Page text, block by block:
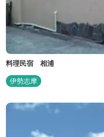
料理民宿 相浦
伊勢志摩